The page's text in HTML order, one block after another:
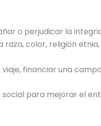
o perjudicar la
color, religión
viaje, financiar una
para mejorar el